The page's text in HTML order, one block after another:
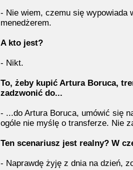
- Nie wiem, czemu się wypowiada
menedżerem.
A kto jest?
- Nikt.
To, żeby kupić Artura Boruca,
zadzwonić do...
- ...do Artura Boruca, umówić się
ogóle nie myślę o transferze. Nie
Ten scenariusz jest realny? W
- Naprawdę żyję z dnia na dzień,